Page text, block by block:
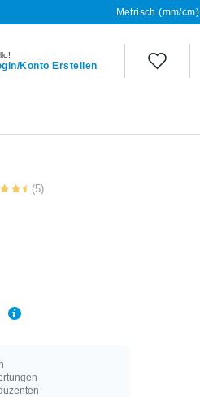
Metrisch (mm/cm)
Konto Erstellen
(5)